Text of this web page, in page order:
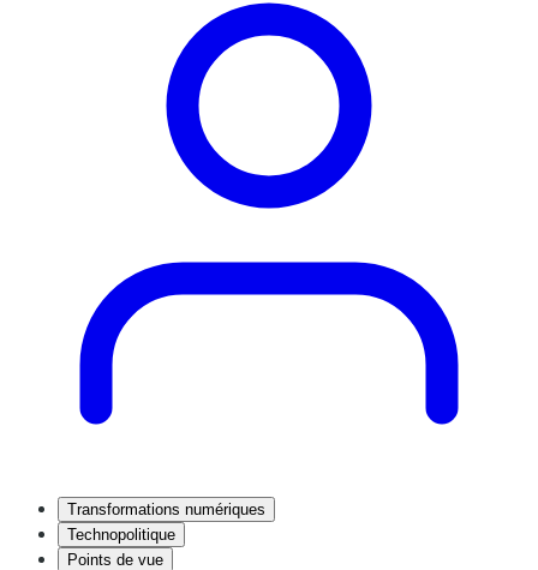
Transformations numériques
Technopolitique
Points de vue